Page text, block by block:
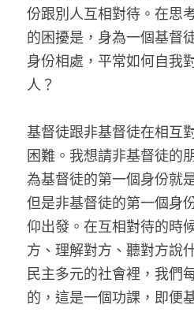
份跟別人互相對待。在思
的困擾是，身為一個基督
身份相處，平常如何自我
人？
基督徒跟非基督徒在相互
困難。我想請非基督徒的
為基督徒的第一個身份就
但是非基督徒的第一個身
仰出發。在互相對待的時
方、理解對方、聽對方說
民主多元的社會裡，我們
的，這是一個功課，即便